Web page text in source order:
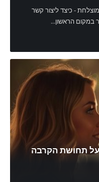
- כיצד ליצור קשר
במקום הראשון…
תחושת הקרבה